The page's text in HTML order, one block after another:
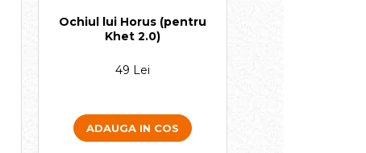
Ochiul lui Horus (pentru
Khet 2.0)
49 Lei
ADAUGA IN COS